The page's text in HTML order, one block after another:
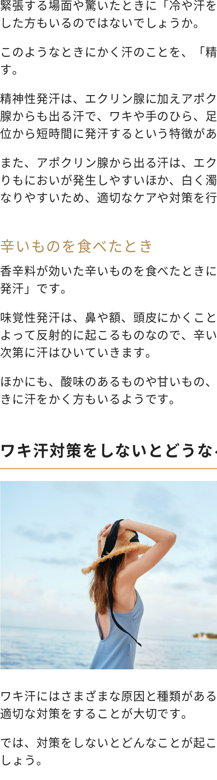
緊張する場面や驚いたときに「冷や汗
した方もいるのではないでしょうか。
このようなときにかく汗のことを、「
す。
精神性発汗は、エクリン腺に加えアポ
腺からも出る汗で、ワキや手のひら、
位から短時間に発汗するという特徴が
また、アポクリン腺から出る汗は、エ
りもにおいが発生しやすいほか、白く
なりやすいため、適切なケアや対策を
辛いものを食べたとき
香辛料が効いた辛いものを食べたとき
発汗」です。
味覚性発汗は、鼻や額、頭皮にかくこ
よって反射的に起こるものなので、辛
次第に汗はひいていきます。
ほかにも、酸味のあるものや甘いもの
きに汗をかく方もいるようです。
ワキ汗対策をしないとどう
ワキ汗にはさまざまな原因と種類があ
適切な対策をすることが大切です。
では、対策をしないとどんなことが起
しょう。